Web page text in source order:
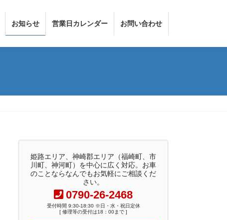
お知らせ 営業日カレンダー お問い合わせ
姫路エリア、神崎郡エリア（福崎町、市
川町、神河町）を中心に広く対応。お車
のことならなんでもお気軽にご相談くだ
さい。
0790-26-2468
受付時間 9:30-18:30 ※日・水・祝日定休
[ 修理等の受付は18：00まで ]